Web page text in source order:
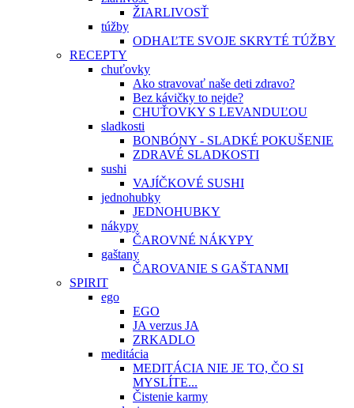
ŽIARLIVOSŤ
túžby
ODHAĽTE SVOJE SKRYTÉ TÚŽBY
RECEPTY
chuťovky
Ako stravovať naše deti zdravo?
Bez kávičky to nejde?
CHUŤOVKY S LEVANDUĽOU
sladkosti
BONBÓNY - SLADKÉ POKUŠENIE
ZDRAVÉ SLADKOSTI
sushi
VAJÍČKOVÉ SUSHI
jednohubky
JEDNOHUBKY
nákypy
ČAROVNÉ NÁKYPY
gaštany
ČAROVANIE S GAŠTANMI
SPIRIT
ego
EGO
JA verzus JA
ZRKADLO
meditácia
MEDITÁCIA NIE JE TO, ČO SI
MYSLÍTE...
Čistenie karmy